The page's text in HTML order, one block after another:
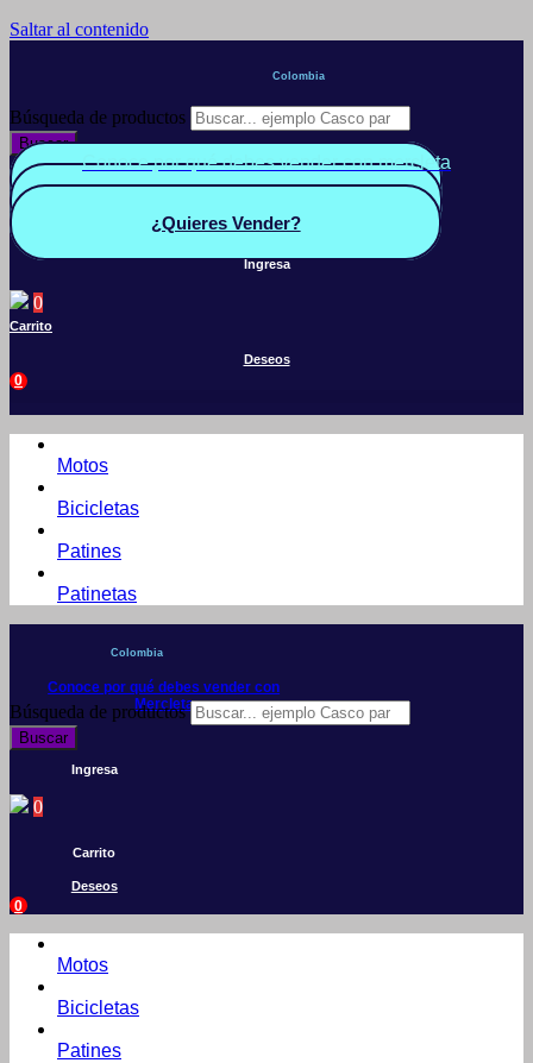
Saltar al contenido
Colombia
Búsqueda de productos
Buscar
Conoce por qué debes vender con mercleta
Quiero Vender
¿Quieres Vender?
Ingresa
0
Carrito
Deseos
0
Motos
Bicicletas
Patines
Patinetas
Colombia
Conoce por qué debes vender con
Mercleta
Búsqueda de productos
Buscar
Ingresa
0
Carrito
Deseos
0
Motos
Bicicletas
Patines